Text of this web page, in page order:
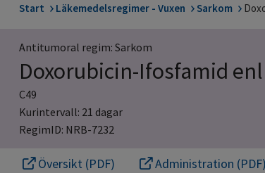
Start Läkemedelsregimer - Vuxen Sarkom
Antitumoral regim: Sarkom
Doxorubicin-Ifosfamid
C49
Kurintervall: 21 dagar
RegimID: NRB-7232
Översikt (PDF) Administration (PDF)